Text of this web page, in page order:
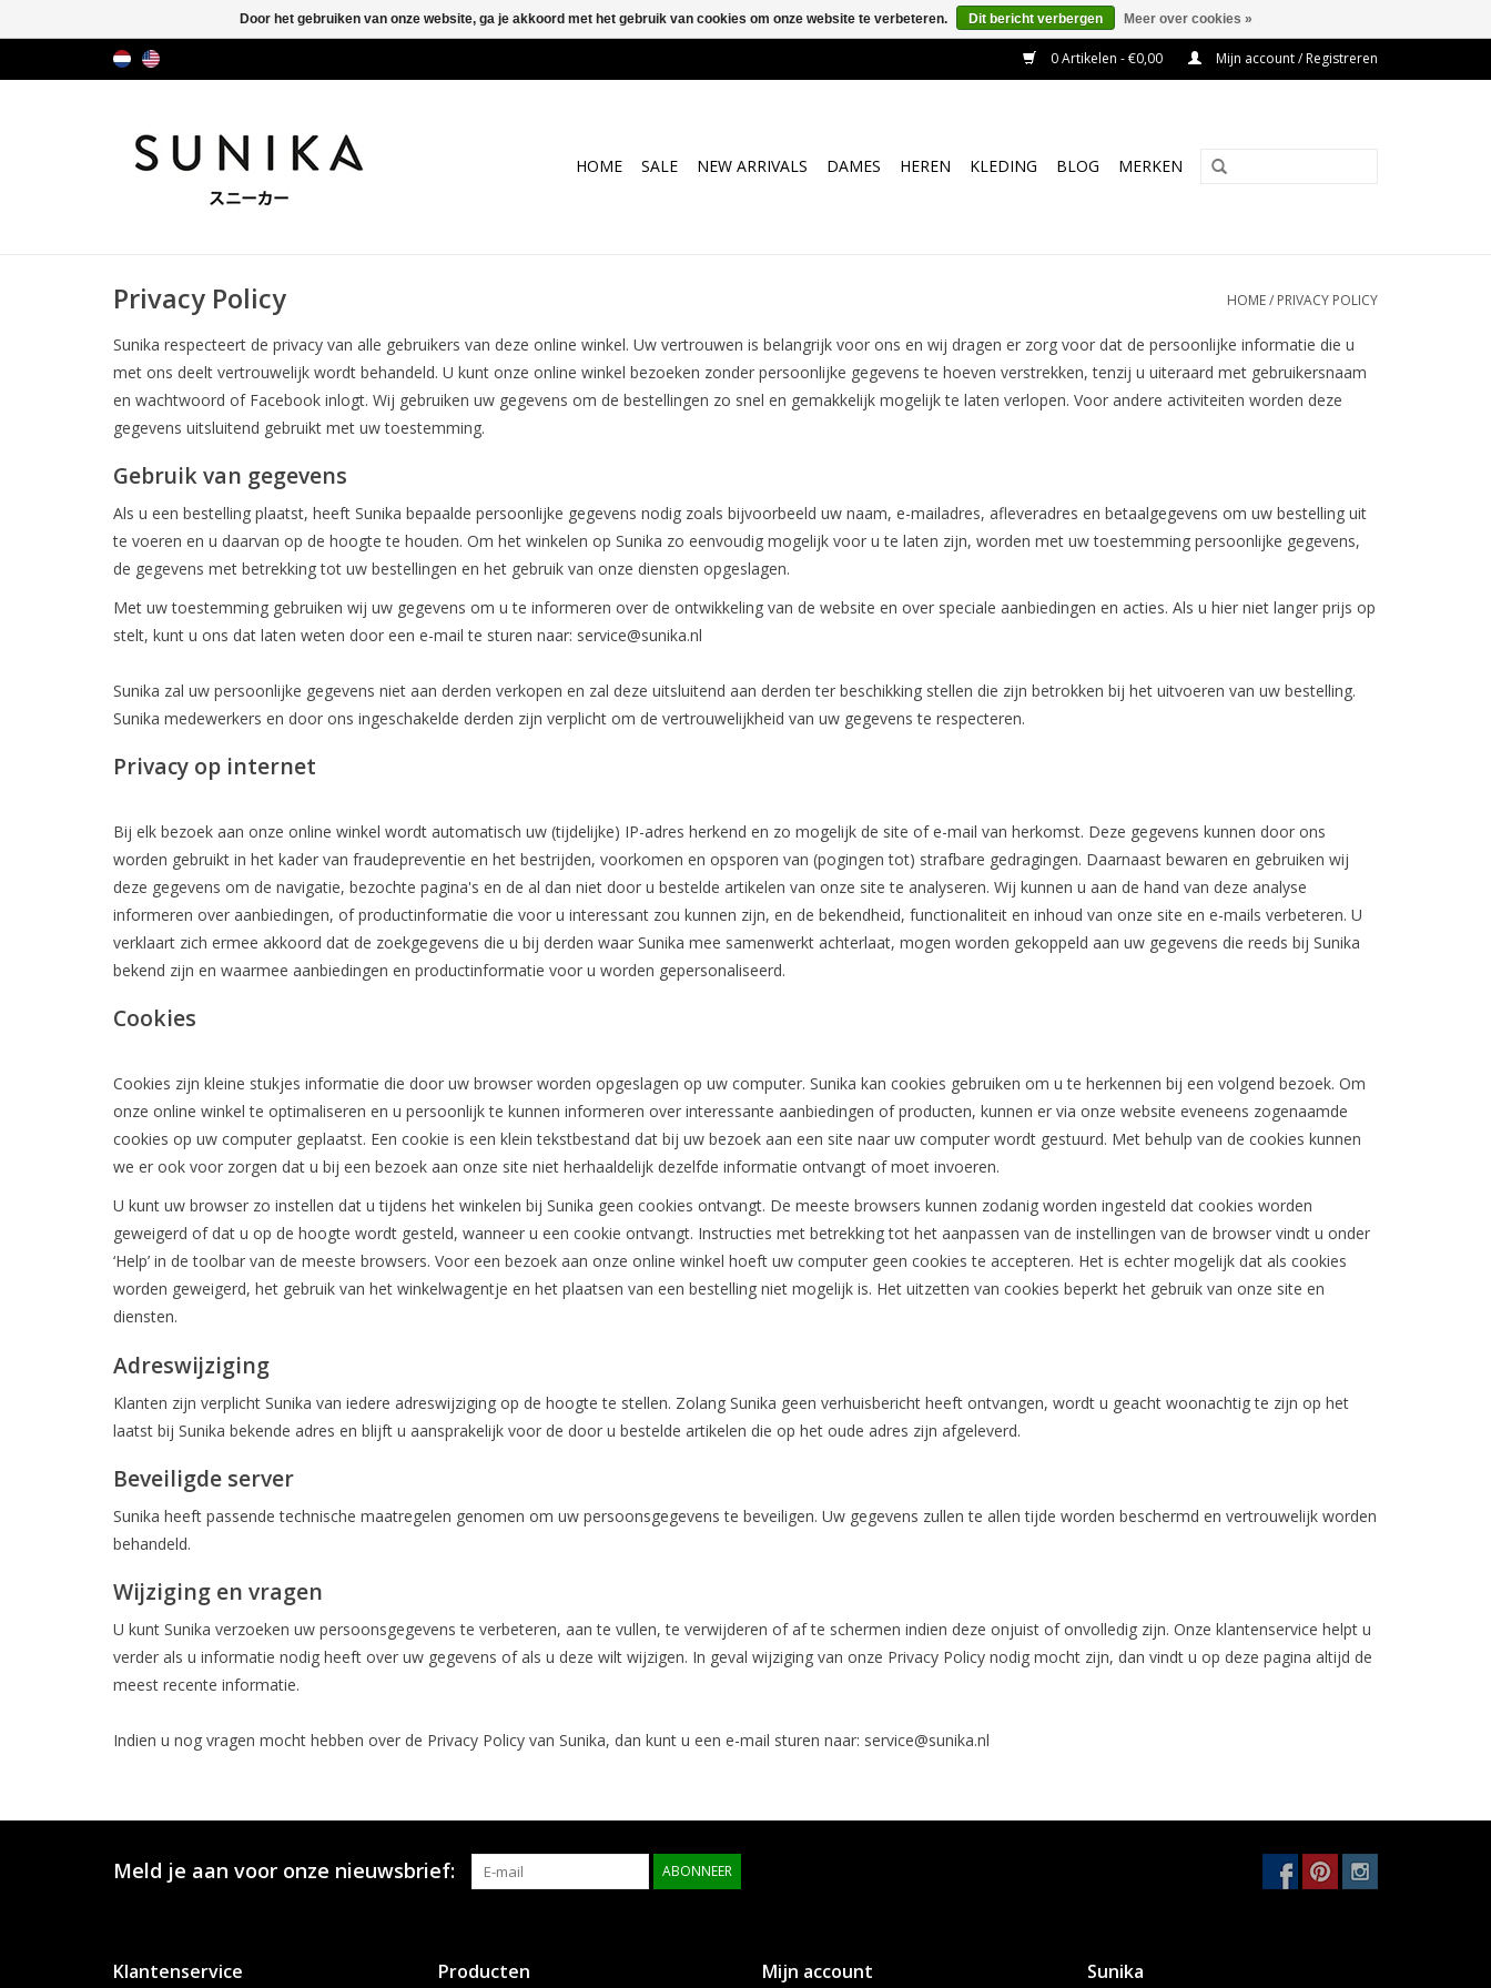
0 Artikelen - €0,00 Mijn account / Registreren
HOME SALE NEW ARRIVALS DAMES HEREN KLEDING BLOG MERKEN
Privacy Policy HOME/ PRIVACY POLICY
Sunika respecteert de privacy van alle gebruikers van deze online winkel. Uw vertrouwen is belangrijk voor ons en wij dragen er zorg voor dat de persoonlijke informatie die u
met ons deelt vertrouwelijk wordt behandeld. U kunt onze online winkel bezoeken zonder persoonlijke gegevens te hoeven verstrekken, tenzij u uiteraard met gebruikersnaam
en wachtwoord of Facebook inlogt. Wij gebruiken uw gegevens om de bestellingen zo snel en gemakkelijk mogelijk te laten verlopen. Voor andere activiteiten worden deze
gegevens uitsluitend gebruikt met uw toestemming.
Gebruik van gegevens
Als u een bestelling plaatst, heeft Sunika bepaalde persoonlijke gegevens nodig zoals bijvoorbeeld uw naam, e-mailadres, afleveradres en betaalgegevens om uw bestelling uit
te voeren en u daarvan op de hoogte te houden. Om het winkelen op Sunika zo eenvoudig mogelijk voor u te laten zijn, worden met uw toestemming persoonlijke gegevens,
de gegevens met betrekking tot uw bestellingen en het gebruik van onze diensten opgeslagen.
Met uw toestemming gebruiken wij uw gegevens om u te informeren over de ontwikkeling van de website en over speciale aanbiedingen en acties. Als u hier niet langer prijs op
stelt, kunt u ons dat laten weten door een e-mail te sturen naar: service@sunika.nl
Sunika zal uw persoonlijke gegevens niet aan derden verkopen en zal deze uitsluitend aan derden ter beschikking stellen die zijn betrokken bij het uitvoeren van uw bestelling.
Sunika medewerkers en door ons ingeschakelde derden zijn verplicht om de vertrouwelijkheid van uw gegevens te respecteren.
Privacy op internet
Bij elk bezoek aan onze online winkel wordt automatisch uw (tijdelijke) IP-adres herkend en zo mogelijk de site of e-mail van herkomst. Deze gegevens kunnen door ons
worden gebruikt in het kader van fraudepreventie en het bestrijden, voorkomen en opsporen van (pogingen tot) strafbare gedragingen. Daarnaast bewaren en gebruiken wij
deze gegevens om de navigatie, bezochte pagina's en de al dan niet door u bestelde artikelen van onze site te analyseren. Wij kunnen u aan de hand van deze analyse
informeren over aanbiedingen, of productinformatie die voor u interessant zou kunnen zijn, en de bekendheid, functionaliteit en inhoud van onze site en e-mails verbeteren. U
verklaart zich ermee akkoord dat de zoekgegevens die u bij derden waar Sunika mee samenwerkt achterlaat, mogen worden gekoppeld aan uw gegevens die reeds bij Sunika
bekend zijn en waarmee aanbiedingen en productinformatie voor u worden gepersonaliseerd.
Cookies
Cookies zijn kleine stukjes informatie die door uw browser worden opgeslagen op uw computer. Sunika kan cookies gebruiken om u te herkennen bij een volgend bezoek. Om
onze online winkel te optimaliseren en u persoonlijk te kunnen informeren over interessante aanbiedingen of producten, kunnen er via onze website eveneens zogenaamde
cookies op uw computer geplaatst. Een cookie is een klein tekstbestand dat bij uw bezoek aan een site naar uw computer wordt gestuurd. Met behulp van de cookies kunnen
we er ook voor zorgen dat u bij een bezoek aan onze site niet herhaaldelijk dezelfde informatie ontvangt of moet invoeren.
U kunt uw browser zo instellen dat u tijdens het winkelen bij Sunika geen cookies ontvangt. De meeste browsers kunnen zodanig worden ingesteld dat cookies worden
geweigerd of dat u op de hoogte wordt gesteld, wanneer u een cookie ontvangt. Instructies met betrekking tot het aanpassen van de instellingen van de browser vindt u onder
‘Help’ in de toolbar van de meeste browsers. Voor een bezoek aan onze online winkel hoeft uw computer geen cookies te accepteren. Het is echter mogelijk dat als cookies
worden geweigerd, het gebruik van het winkelwagentje en het plaatsen van een bestelling niet mogelijk is. Het uitzetten van cookies beperkt het gebruik van onze site en
diensten.
Adreswijziging
Klanten zijn verplicht Sunika van iedere adreswijziging op de hoogte te stellen. Zolang Sunika geen verhuisbericht heeft ontvangen, wordt u geacht woonachtig te zijn op het
laatst bij Sunika bekende adres en blijft u aansprakelijk voor de door u bestelde artikelen die op het oude adres zijn afgeleverd.
Beveiligde server
Sunika heeft passende technische maatregelen genomen om uw persoonsgegevens te beveiligen. Uw gegevens zullen te allen tijde worden beschermd en vertrouwelijk worden
behandeld.
Wijziging en vragen
U kunt Sunika verzoeken uw persoonsgegevens te verbeteren, aan te vullen, te verwijderen of af te schermen indien deze onjuist of onvolledig zijn. Onze klantenservice helpt u
verder als u informatie nodig heeft over uw gegevens of als u deze wilt wijzigen. In geval wijziging van onze Privacy Policy nodig mocht zijn, dan vindt u op deze pagina altijd de
meest recente informatie.
Indien u nog vragen mocht hebben over de Privacy Policy van Sunika, dan kunt u een e-mail sturen naar: service@sunika.nl
Meld je aan voor onze nieuwsbrief: ABONNEER
Klantenservice Producten Mijn account Sunika
Door het gebruiken van onze website, ga je akkoord met het gebruik van cookies om onze website te verbeteren. Dit bericht verbergen Meer over cookies »